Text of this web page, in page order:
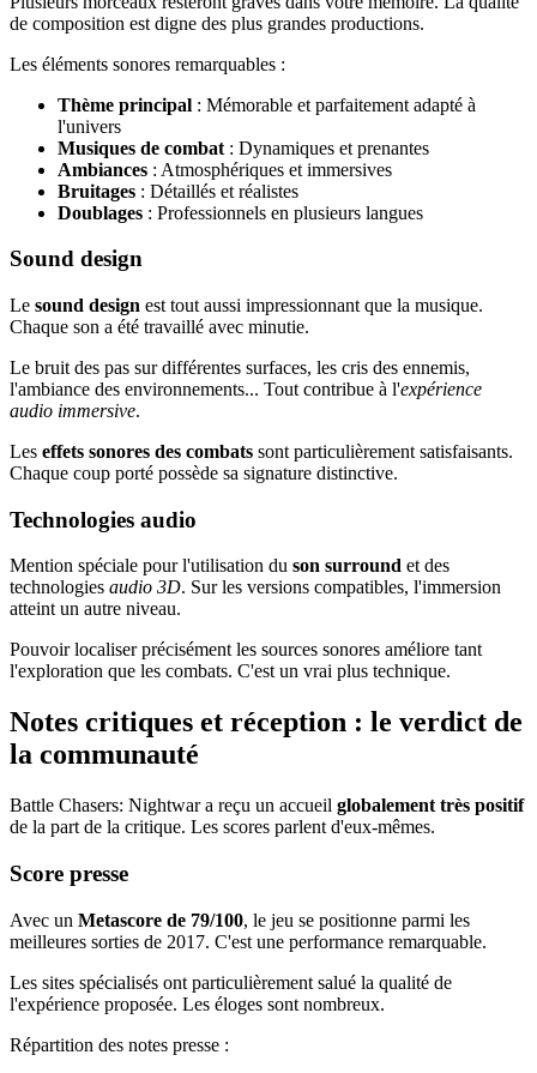
de composition est digne des plus grandes productions.
Les éléments sonores remarquables :
Thème principal : Mémorable et parfaitement adapté à
l'univers
Musiques de combat : Dynamiques et prenantes
Ambiances : Atmosphériques et immersives
Bruitages : Détaillés et réalistes
Doublages : Professionnels en plusieurs langues
Sound design
Le sound design est tout aussi impressionnant que la musique.
Chaque son a été travaillé avec minutie.
Le bruit des pas sur différentes surfaces, les cris des ennemis,
l'ambiance des environnements... Tout contribue à l'expérience
audio immersive.
Les effets sonores des combats sont particulièrement satisfaisants.
Chaque coup porté possède sa signature distinctive.
Technologies audio
Mention spéciale pour l'utilisation du son surround et des
technologies audio 3D. Sur les versions compatibles, l'immersion
atteint un autre niveau.
Pouvoir localiser précisément les sources sonores améliore tant
l'exploration que les combats. C'est un vrai plus technique.
Notes critiques et réception : le verdict de
la communauté
Battle Chasers: Nightwar a reçu un accueil globalement très positif
de la part de la critique. Les scores parlent d'eux-mêmes.
Score presse
Avec un Metascore de 79/100, le jeu se positionne parmi les
meilleures sorties de 2017. C'est une performance remarquable.
Les sites spécialisés ont particulièrement salué la qualité de
l'expérience proposée. Les éloges sont nombreux.
Répartition des notes presse :